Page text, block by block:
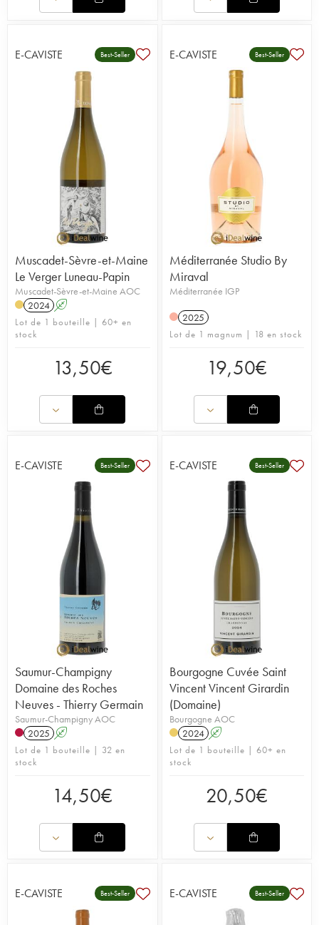
E-CAVISTE Best-Seller
Muscadet-Sèvre-et-Maine
Le Verger Luneau-Papin
Muscadet-Sèvre-et-Maine AOC
2024 A
Lot de 1 bouteille | 60+ en
stock
13,50€
E-CAVISTE Best-Seller
Méditerranée Studio By
Miraval
Méditerranée IGP
2025
Lot de 1 magnum | 18 en stock
19,50€
E-CAVISTE Best-Seller
Saumur-Champigny
Domaine des Roches
Neuves - Thierry Germain
Saumur-Champigny AOC
2025 A
Lot de 1 bouteille | 32 en
stock
14,50€
E-CAVISTE Best-Seller
Bourgogne Cuvée Saint
Vincent Vincent Girardin
(Domaine)
Bourgogne AOC
2024 A
Lot de 1 bouteille | 60+ en
stock
20,50€
E-CAVISTE Best-Seller E-CAVISTE Best-Seller